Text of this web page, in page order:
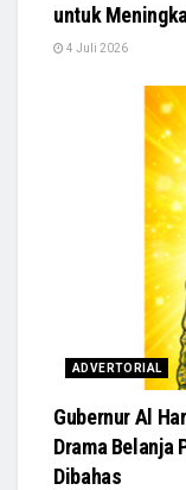
untuk
4 Juli 2026
ADVERTORIAL
Gubernur Al
Drama Belanja
Dibahas